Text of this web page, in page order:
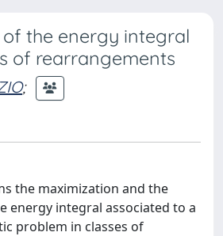
the energy integral
of rearrangements
;
the maximization and the
energy integral associated to a
problem in classes of